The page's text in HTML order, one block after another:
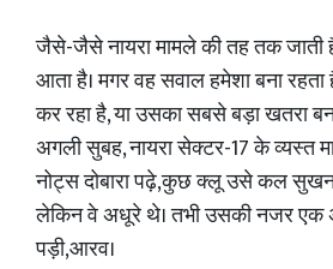
जैसे-जैसे नायरा मामले की तह तक
आता है। मगर वह सवाल हमेशा बना
कर रहा है, या उसका सबसे बड़ा खतरा
अगली सुबह, नायरा सेक्टर-17 के व्यस्त
नोट्स दोबारा पढ़े,कुछ क्लू उसे कल
लेकिन वे अधूरे थे। तभी उसकी नजर एक
पड़ी,आरव।